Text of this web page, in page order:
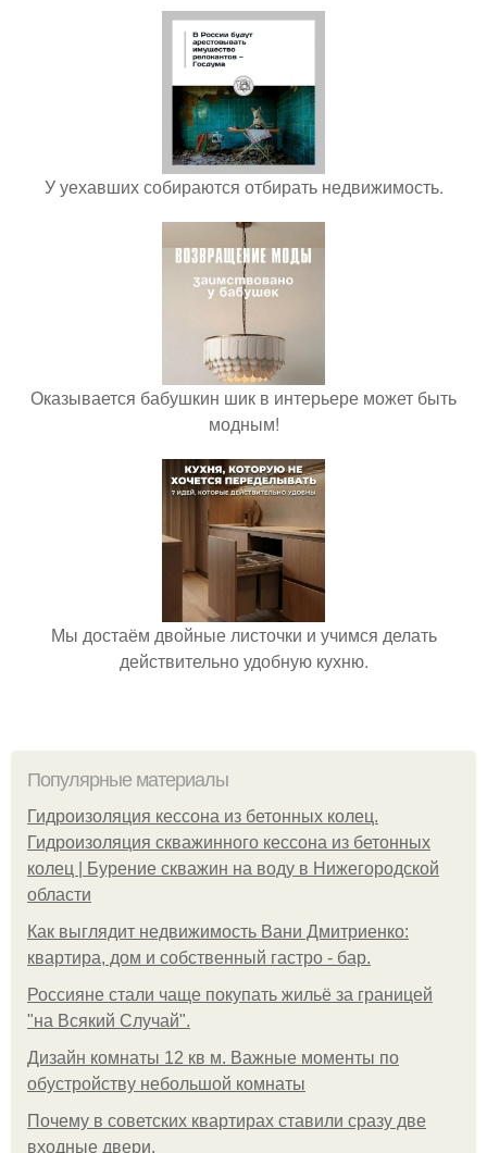
У уехавших собираются отбирать недвижимость.
Оказывается бабушкин шик в интерьере может быть
модным!
Мы достаём двойные листочки и учимся делать
действительно удобную кухню.
Популярные материалы
Гидроизоляция кессона из бетонных колец.
Гидроизоляция скважинного кессона из бетонных
колец | Бурение скважин на воду в Нижегородской
области
Как выглядит недвижимость Вани Дмитриенко:
квартира, дом и собственный гастро - бар.
Россияне стали чаще покупать жильё за границей
"на Всякий Случай".
Дизайн комнаты 12 кв м. Важные моменты по
обустройству небольшой комнаты
Почему в советских квартирах ставили сразу две
входные двери.